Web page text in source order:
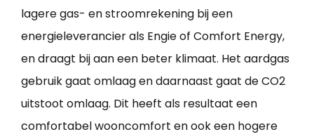
lagere gas- en stroomrekening bij een
energieleverancier als Engie of Comfort Energy,
en draagt bij aan een beter klimaat. Het aardgas
gebruik gaat omlaag en daarnaast gaat de CO2
uitstoot omlaag. Dit heeft als resultaat een
comfortabel wooncomfort en ook een hogere